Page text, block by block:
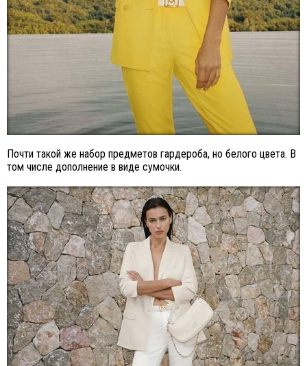
Почти такой же набор предметов гардероба, но белого цвета. В
том числе дополнение в виде сумочки.